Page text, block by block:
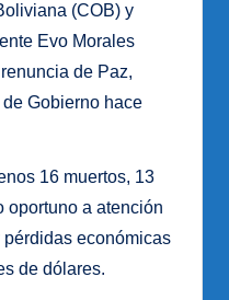
(COB) y
Evo Morales
de Paz,
Gobierno hace
16 muertos, 13
oportuno a atención
económicas
de dólares.